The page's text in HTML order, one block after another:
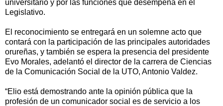
universitario y por las funciones que desempeña en el
Legislativo.
El reconocimiento se entregará en un solemne acto que
contará con la participación de las principales autoridades
orureñas, y también se espera la presencia del presidente
Evo Morales, adelantó el director de la carrera de Ciencias
de la Comunicación Social de la UTO, Antonio Valdez.
“Elio está demostrando ante la opinión pública que la
profesión de un comunicador social es de servicio a los